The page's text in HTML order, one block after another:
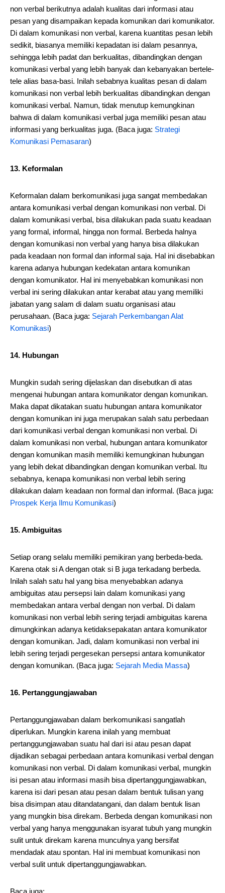
non verbal berikutnya adalah kualitas dari informasi atau
pesan yang disampaikan kepada komunikan dari komunikator.
Di dalam komunikasi non verbal, karena kuantitas pesan lebih
sedikit, biasanya memiliki kepadatan isi dalam pesannya,
sehingga lebih padat dan berkualitas, dibandingkan dengan
komunikasi verbal yang lebih banyak dan kebanyakan bertele-
tele alias basa-basi. Inilah sebabnya kualitas pesan di dalam
komunikasi non verbal lebih berkualitas dibandingkan dengan
komunikasi verbal. Namun, tidak menutup kemungkinan
bahwa di dalam komunikasi verbal juga memiliki pesan atau
informasi yang berkualitas juga. (Baca juga: Strategi
Komunikasi Pemasaran)
13. Keformalan
Keformalan dalam berkomunikasi juga sangat membedakan
antara komunikasi verbal dengan komunikasi non verbal. Di
dalam komunikasi verbal, bisa dilakukan pada suatu keadaan
yang formal, informal, hingga non formal. Berbeda halnya
dengan komunikasi non verbal yang hanya bisa dilakukan
pada keadaan non formal dan informal saja. Hal ini disebabkan
karena adanya hubungan kedekatan antara komunikan
dengan komunikator. Hal ini menyebabkan komunikasi non
verbal ini sering dilakukan antar kerabat atau yang memiliki
jabatan yang salam di dalam suatu organisasi atau
perusahaan. (Baca juga: Sejarah Perkembangan Alat
Komunikasi)
14. Hubungan
Mungkin sudah sering dijelaskan dan disebutkan di atas
mengenai hubungan antara komunikator dengan komunikan.
Maka dapat dikatakan suatu hubungan antara komunikator
dengan komunikan ini juga merupakan salah satu perbedaan
dari komunikasi verbal dengan komunikasi non verbal. Di
dalam komunikasi non verbal, hubungan antara komunikator
dengan komunikan masih memiliki kemungkinan hubungan
yang lebih dekat dibandingkan dengan komunikan verbal. Itu
sebabnya, kenapa komunikasi non verbal lebih sering
dilakukan dalam keadaan non formal dan informal. (Baca juga:
Prospek Kerja Ilmu Komunikasi)
15. Ambiguitas
Setiap orang selalu memiliki pemikiran yang berbeda-beda.
Karena otak si A dengan otak si B juga terkadang berbeda.
Inilah salah satu hal yang bisa menyebabkan adanya
ambiguitas atau persepsi lain dalam komunikasi yang
membedakan antara verbal dengan non verbal. Di dalam
komunikasi non verbal lebih sering terjadi ambiguitas karena
dimungkinkan adanya ketidaksepakatan antara komunikator
dengan komunikan. Jadi, dalam komunikasi non verbal ini
lebih sering terjadi pergesekan persepsi antara komunikator
dengan komunikan. (Baca juga: Sejarah Media Massa)
16. Pertanggungjawaban
Pertanggungjawaban dalam berkomunikasi sangatlah
diperlukan. Mungkin karena inilah yang membuat
pertanggungjawaban suatu hal dari isi atau pesan dapat
dijadikan sebagai perbedaan antara komunikasi verbal dengan
komunikasi non verbal. Di dalam komunikasi verbal, mungkin
isi pesan atau informasi masih bisa dipertanggungjawabkan,
karena isi dari pesan atau pesan dalam bentuk tulisan yang
bisa disimpan atau ditandatangani, dan dalam bentuk lisan
yang mungkin bisa direkam. Berbeda dengan komunikasi non
verbal yang hanya menggunakan isyarat tubuh yang mungkin
sulit untuk direkam karena munculnya yang bersifat
mendadak atau spontan. Hal ini membuat komunikasi non
verbal sulit untuk dipertanggungjawabkan.
Baca juga: